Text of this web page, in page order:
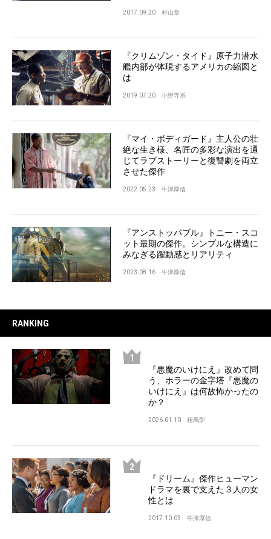
2017.09.20 村山章
『クリムゾン・タイド』原子力潜水
艦内部が体現するアメリカの縮図と
は
2019.07.20 小野寺系
『マイ・ボディガード』主人公の壮
絶な生き様、名匠の多彩な演出を通
じてラブストーリーと復讐劇を両立
させた傑作
2022.05.23 牛津厚信
『アンストッパブル』トニー・スコ
ット最期の傑作。シンプルな構造に
みなぎる躍動感とリアリティ
2023.08.16 牛津厚信
RANKING
『悪魔のいけにえ』改めて問
う、ホラーの金字塔『悪魔の
いけにえ』は何故怖かったの
か？
2026.01.10 相馬学
『ドリーム』傑作ヒューマン
ドラマを裏で支えた３人の女
性とは
2017.10.03 牛津厚信